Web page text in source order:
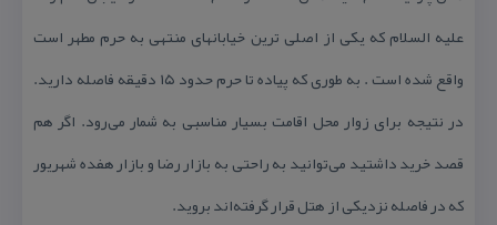
علیه السلام كه یكی از اصلی ترین خیابانهای منتهی به حرم مطهر است
واقع شده است . به طوری كه پیاده تا حرم حدود ۱۵ دقیقه فاصله دارید.
در نتیجه برای زوار محل اقامت بسیار مناسبی به شمار می‌رود. اگر هم
قصد خرید داشتید می‌توانید به راحتی به بازار رضا و بازار هفده شهریور
كه در فاصله نزدیكی از هتل قرار گرفته‌اند بروید.